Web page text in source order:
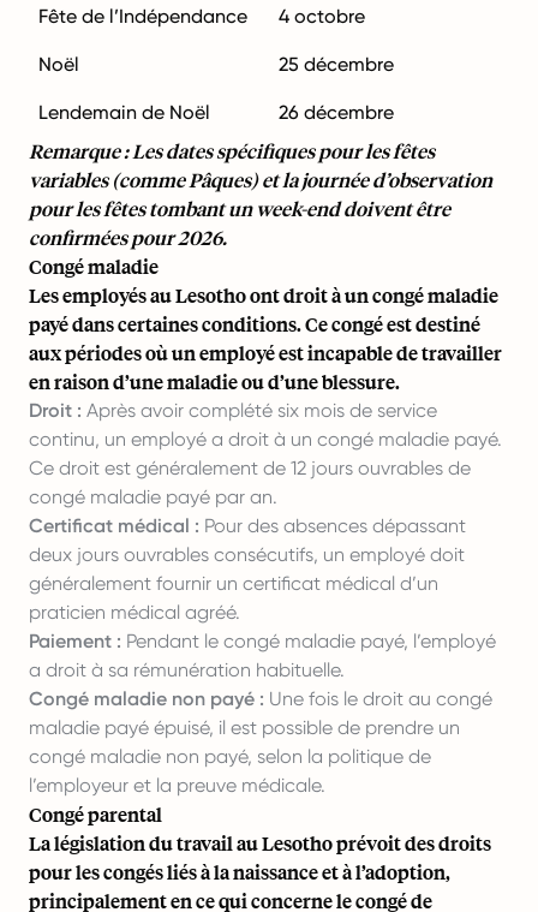
Fête de l’Indépendance 4 octobre
Noël 25 décembre
Lendemain de Noël 26 décembre
Remarque : Les dates spécifiques pour les fêtes
variables (comme Pâques) et la journée d’observation
pour les fêtes tombant un week-end doivent être
confirmées pour 2026.
Congé maladie
Les employés au Lesotho ont droit à un congé maladie
payé dans certaines conditions. Ce congé est destiné
aux périodes où un employé est incapable de travailler
en raison d’une maladie ou d’une blessure.
Droit : Après avoir complété six mois de service
continu, un employé a droit à un congé maladie payé.
Ce droit est généralement de 12 jours ouvrables de
congé maladie payé par an.
Certificat médical : Pour des absences dépassant
deux jours ouvrables consécutifs, un employé doit
généralement fournir un certificat médical d’un
praticien médical agréé.
Paiement : Pendant le congé maladie payé, l’employé
a droit à sa rémunération habituelle.
Congé maladie non payé : Une fois le droit au congé
maladie payé épuisé, il est possible de prendre un
congé maladie non payé, selon la politique de
l’employeur et la preuve médicale.
Congé parental
La législation du travail au Lesotho prévoit des droits
pour les congés liés à la naissance et à l’adoption,
principalement en ce qui concerne le congé de